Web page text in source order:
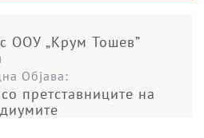
ООУ „Крум Тошев”
Објава:
претставниците на